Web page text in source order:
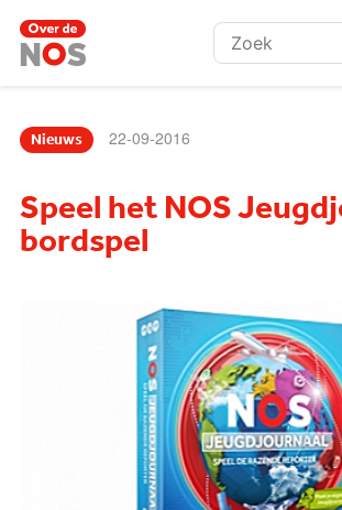
Zoeken:
Nieuws 22-09-2016
Speel het NOS
bordspel